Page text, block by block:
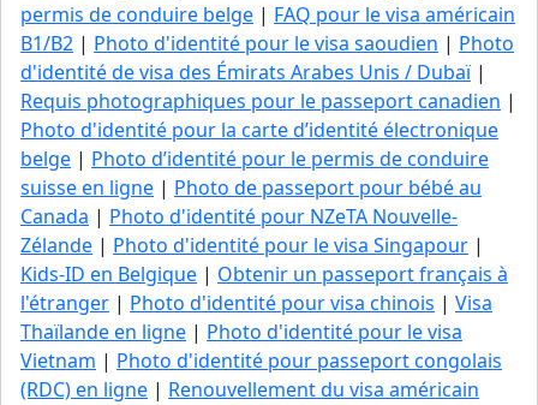
permis de conduire belge | FAQ pour le visa américain
B1/B2 | Photo d'identité pour le visa saoudien | Photo
d'identité de visa des Émirats Arabes Unis / Dubaï|
Requis photographiques pour le passeport canadien |
Photo d'identité pour la carte d’identité électronique
belge | Photo d’identité pour le permis de conduire
suisse en ligne | Photo de passeport pour bébé au
Canada | Photo d'identité pour NZeTA Nouvelle-
Zélande | Photo d'identité pour le visa Singapour |
Kids-ID en Belgique | Obtenir un passeport français à
l'étranger | Photo d'identité pour visa chinois | Visa
Thaïlande en ligne | Photo d'identité pour le visa
Vietnam | Photo d'identité pour passeport congolais
(RDC) en ligne | Renouvellement du visa américain